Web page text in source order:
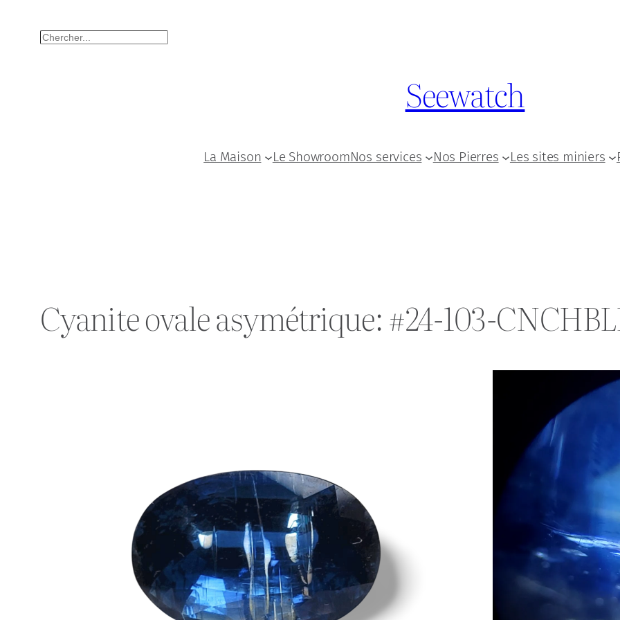
Rechercher
Seewatch
La Maison Le ShowroomNos services Nos Pierres Les sites miniers
Cyanite ovale asymétrique: #24-103-